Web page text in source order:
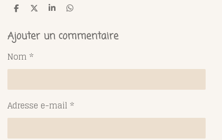
P
t
a
e
r
P
t
a
r
P
t
a
r
P
t
a
r
Ajouter un commentaire
Nom *
Adresse e-mail *